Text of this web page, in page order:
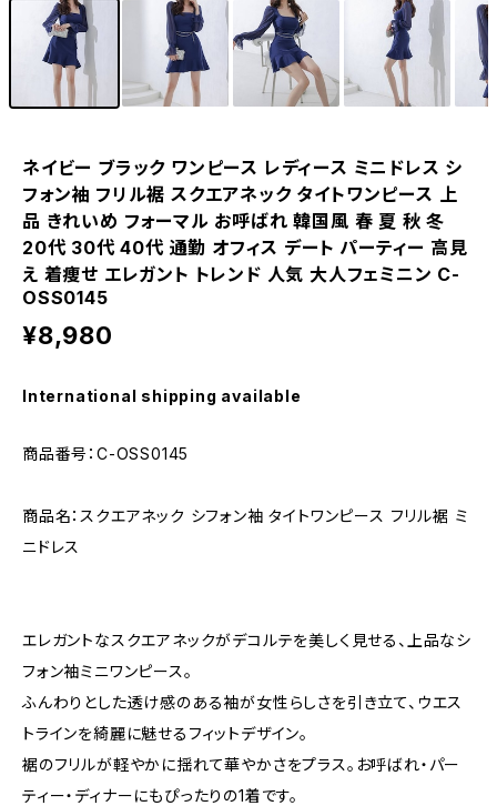
ネイビー ブラック ワンピース レディース ミニドレス シ
フォン袖 フリル裾 スクエアネック タイトワンピース 上
品 きれいめ フォーマル お呼ばれ 韓国風 春 夏 秋 冬
20代 30代 40代 通勤 オフィス デート パーティー 高見
え 着痩せ エレガント トレンド 人気 大人フェミニン C-
OSS0145
¥8,980
International shipping available
商品番号：C-OSS0145
商品名：スクエアネック シフォン袖 タイトワンピース フリル裾 ミ
ニドレス
エレガントなスクエアネックがデコルテを美しく見せる、上品なシ
フォン袖ミニワンピース。
ふんわりとした透け感のある袖が女性らしさを引き立て、ウエス
トラインを綺麗に魅せるフィットデザイン。
裾のフリルが軽やかに揺れて華やかさをプラス。お呼ばれ・パー
ティー・ディナーにもぴったりの1着です。